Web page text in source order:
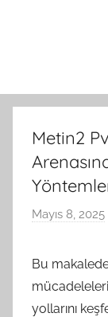
Metin2
Mayıs 8, 2025
Bu
yollarını